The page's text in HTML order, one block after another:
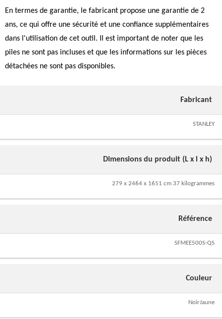
En termes de garantie, le fabricant propose une garantie de 2
ans, ce qui offre une sécurité et une confiance supplémentaires
dans l'utilisation de cet outil. Il est important de noter que les
piles ne sont pas incluses et que les informations sur les pièces
détachées ne sont pas disponibles.
Fabricant
STANLEY
Dimensions du produit (L x l x h)
279 x 2464 x 1651 cm 37 kilogrammes
Référence
SFMEE500S-QS
Couleur
NoirJaune